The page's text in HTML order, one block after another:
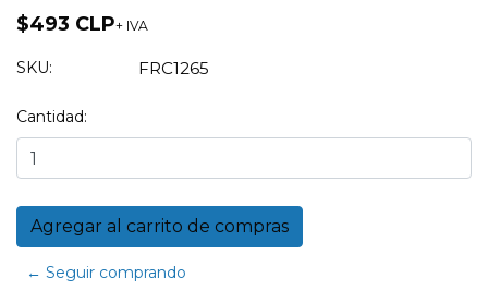
$493 CLP+ IVA
SKU: FRC1265
Cantidad:
← Seguir comprando